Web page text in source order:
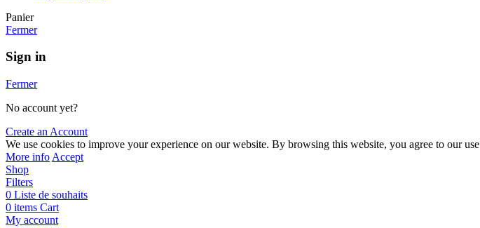
Panier
Fermer
Sign in
Fermer
No account yet?
Create an Account
We use cookies to improve your experience on our website. By browsing this website, you agree to our use
More info Accept
Shop
Filters
0 Liste de souhaits
0 items Cart
My account